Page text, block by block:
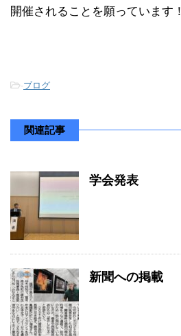
開催されることを願っています！
-ブログ
関連記事
学会発表
新聞への掲載